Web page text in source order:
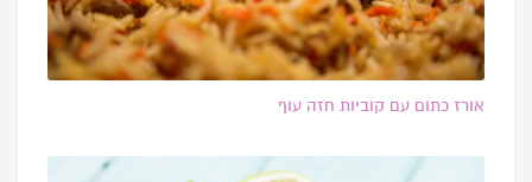
אורז כתום עם קוביות חזה עוף